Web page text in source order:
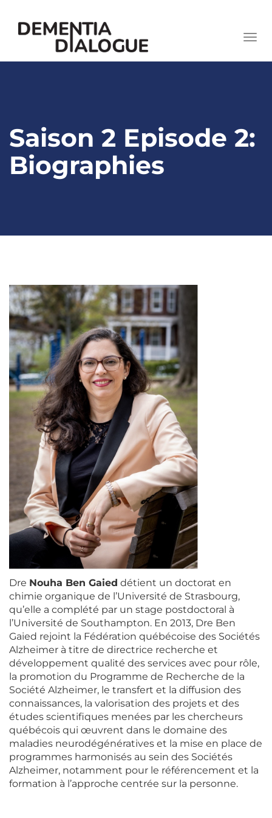
skip
to
Saison 2 Episode 2:
Biographies
Dre Nouha Ben Gaied détient un doctorat en
chimie organique de l’Université de Strasbourg,
qu’elle a complété par un stage postdoctoral à
l’Université de Southampton. En 2013, Dre Ben
Gaied rejoint la Fédération québécoise des Sociétés
Alzheimer à titre de directrice recherche et
développement qualité des services avec pour rôle,
la promotion du Programme de Recherche de la
Société Alzheimer, le transfert et la diffusion des
connaissances, la valorisation des projets et des
études scientifiques menées par les chercheurs
québécois qui œuvrent dans le domaine des
maladies neurodégénératives et la mise en place de
programmes harmonisés au sein des Sociétés
Alzheimer, notamment pour le référencement et la
formation à l’approche centrée sur la personne.